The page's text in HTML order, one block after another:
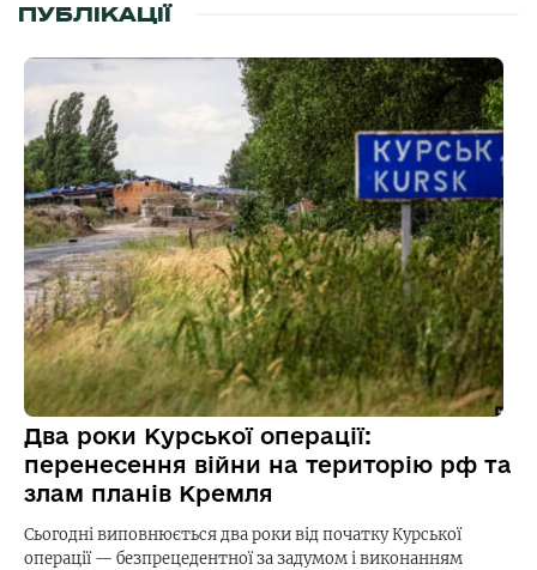
ПУБЛІКАЦІЇ
Два роки Курської операції:
перенесення війни на територію рф та
злам планів Кремля
Сьогодні виповнюється два роки від початку Курської
операції — безпрецедентної за задумом і виконанням